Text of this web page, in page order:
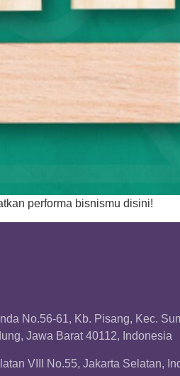
performa bisnismu disini!
No.56-61, Kb. Pisang, Kec.
Jawa Barat 40112, Indonesia
VIII No.55, Jakarta Selatan,